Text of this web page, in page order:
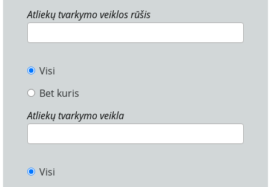
Atliekų tvarkymo veiklos rūšis
Visi
Bet kuris
Atliekų tvarkymo veikla
Visi